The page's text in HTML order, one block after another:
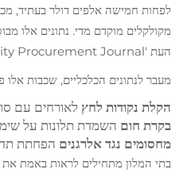
לפחות חמישה אלפים דולר בעתיד,
מקולקלים מוקדם מדי. נתונים אלו
העת 'Hospitality Procurement Journal' בשנת 2023.
מעבר לנתונים הכלכליים, שכבות אלו
הקלת נקודות לחץ לאורחים עם
בקרת חום השמדת תלונות על
מחסומים נגד אלרגנים הפחתת